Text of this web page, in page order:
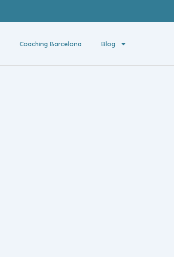
Coaching Barcelona Blog